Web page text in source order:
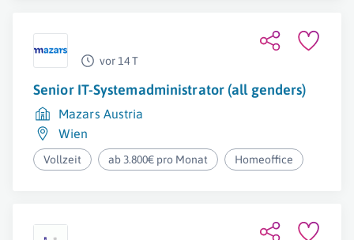
vor 14 T
Senior IT-Systemadministrator (all genders)
Mazars Austria
Wien
Vollzeit ab 3.800€ pro Monat Homeoffice